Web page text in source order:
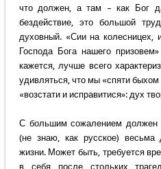
что должен, а там – как Бог
бездействие, это большой
духовный. «Сии на
Господа Бога нашего
кажется, лучше всего
удивляться, что мы «спяти
«возстати и исправитися»: дух
С большим сожалением должен
(не знаю, как русское) весьма
жизни. Может быть, требуется
в себя после стольких